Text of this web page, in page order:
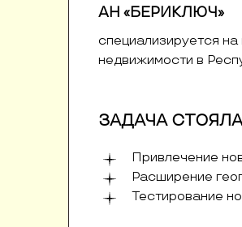
АН «БЕРИКЛЮЧ»
специализируется
недвижимости в
ЗАДАЧА
Привлечение
Расширение
Тестирование